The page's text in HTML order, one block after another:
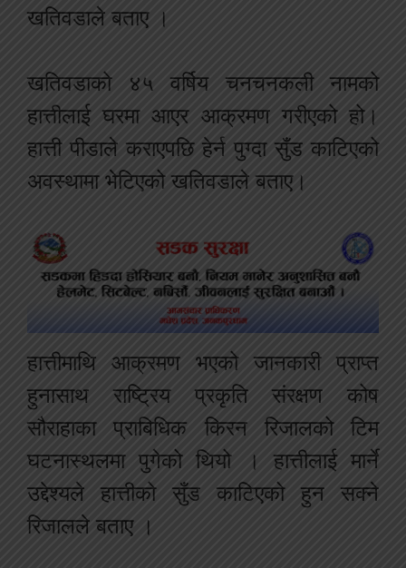
खतिवडाले बताए ।
खतिवडाको ४५ वर्षिय चनचनकली नामको
हात्तीलाई घरमा आएर आक्रमण गरीएको हो।
हात्ती पीडाले कराएपछि हेर्न पुग्दा सुँड काटिएको
अवस्थामा भेटिएको खतिवडाले बताए।
हात्तीमाथि आक्रमण भएको जानकारी प्राप्त
हुनासाथ राष्ट्रिय प्रकृति संरक्षण कोष
सौराहाका प्राबिधिक किरन रिजालको टिम
घटनास्थलमा पुगेको थियो । हात्तीलाई मार्ने
उद्देश्यले हात्तीको सुँड काटिएको हुन सक्ने
रिजालले बताए ।